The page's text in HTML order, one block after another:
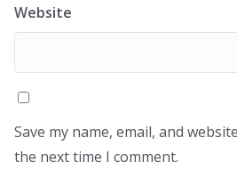
Website
Save my name, email, and
the next time I comment.